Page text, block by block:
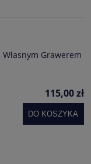
Grawerem
115,00 zł
DO KOSZYKA